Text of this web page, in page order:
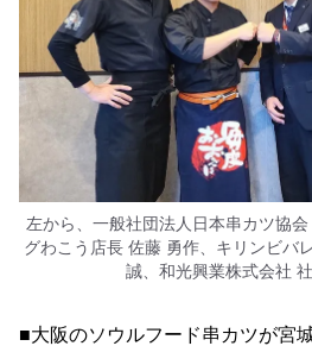
左から、一般社団法人日本串カツ協
グわこう店長 佐藤 勇作、キリンビバ
誠、和光興業株式会社
■大阪のソウルフード串カツが宮